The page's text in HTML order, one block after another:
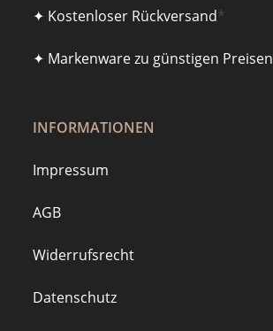
✦ Kostenloser Rückversand*
✦ Markenware zu günstigen Preisen
INFORMATIONEN
Impressum
AGB
Widerrufsrecht
Datenschutz